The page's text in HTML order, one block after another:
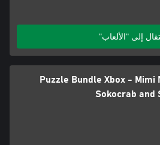
إلى "الألعاب"
Puzzle Bundle Xbox - Mimi
Sokocrab and